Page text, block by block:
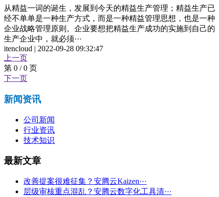
从精益一词的诞生，发展到今天的精益生产管理；精益生产已
经不单单是一种生产方式，而是一种精益管理思想，也是一种
企业战略管理原则。企业要想把精益生产成功的实施到自己的
生产企业中，就必须···
itencloud | 2022-09-28 09:32:47
上一页
第 0 / 0 页
下一页
新闻资讯
公司新闻
行业资讯
技术知识
最新文章
改善提案很难征集？安腾云Kaizen···
层级审核重点混乱？安腾云数字化工具清···